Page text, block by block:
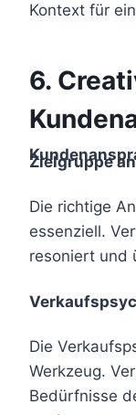
Kontext für
6.
Zielgruppe
Die richtige
essenziell.
resoniert und
Die
Werkzeug.
Bedürfnisse